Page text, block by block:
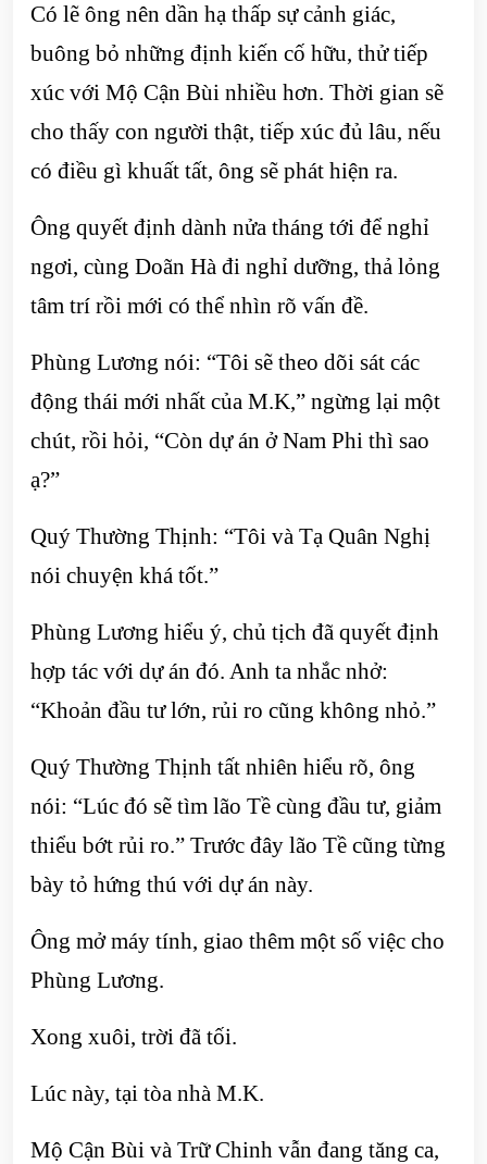
Có lẽ ông nên dần hạ thấp sự cảnh giác,
buông bỏ những định kiến cố hữu, thử tiếp
xúc với Mộ Cận Bùi nhiều hơn. Thời gian sẽ
cho thấy con người thật, tiếp xúc đủ lâu, nếu
có điều gì khuất tất, ông sẽ phát hiện ra.
Ông quyết định dành nửa tháng tới để nghỉ
ngơi, cùng Doãn Hà đi nghỉ dưỡng, thả lỏng
tâm trí rồi mới có thể nhìn rõ vấn đề.
Phùng Lương nói: “Tôi sẽ theo dõi sát các
động thái mới nhất của M.K,” ngừng lại một
chút, rồi hỏi, “Còn dự án ở Nam Phi thì sao
ạ?”
Quý Thường Thịnh: “Tôi và Tạ Quân Nghị
nói chuyện khá tốt.”
Phùng Lương hiểu ý, chủ tịch đã quyết định
hợp tác với dự án đó. Anh ta nhắc nhở:
“Khoản đầu tư lớn, rủi ro cũng không nhỏ.”
Quý Thường Thịnh tất nhiên hiểu rõ, ông
nói: “Lúc đó sẽ tìm lão Tề cùng đầu tư, giảm
thiểu bớt rủi ro.” Trước đây lão Tề cũng từng
bày tỏ hứng thú với dự án này.
Ông mở máy tính, giao thêm một số việc cho
Phùng Lương.
Xong xuôi, trời đã tối.
Lúc này, tại tòa nhà M.K.
Mộ Cận Bùi và Trữ Chinh vẫn đang tăng ca,